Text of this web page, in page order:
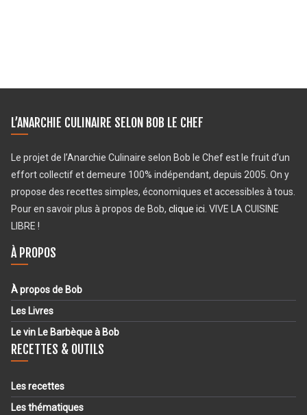
L’ANARCHIE CULINAIRE SELON BOB LE CHEF
Le projet de l’Anarchie Culinaire selon Bob le Chef est le fruit d’un
effort collectif et demeure 100% indépendant, depuis 2005. On y
propose des recettes simples, économiques et accessibles à tous.
Pour en savoir plus à propos de Bob, clique ici . VIVE LA CUISINE
LIBRE !
À PROPOS
À propos de Bob
Les Livres
Le vin Le Barbèque à Bob
RECETTES & OUTILS
Les recettes
Les thématiques